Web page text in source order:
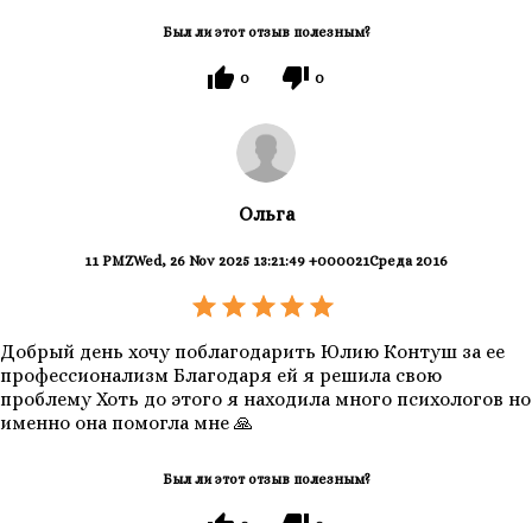
Был ли этот отзыв полезным?
0 0
11 PMZWed, 26 Nov 2025 13:21:49 +000021Среда 2016
Ольга
Добрый день хочу поблагодарить Юлию Контуш за ее
профессионализм Благодаря ей я решила свою
проблему Хоть до этого я находила много психологов но
именно она помогла мне 🙏
Был ли этот отзыв полезным?